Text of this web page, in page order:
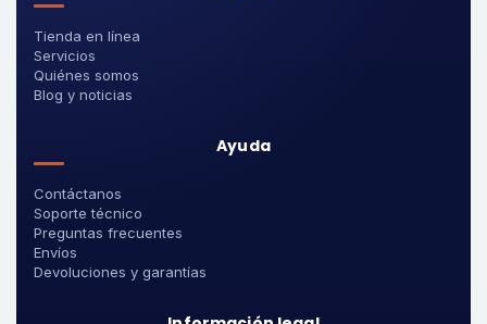
Tienda en línea
Servicios
Quiénes somos
Blog y noticias
Ayuda
Contáctanos
Soporte técnico
Preguntas frecuentes
Envíos
Devoluciones y garantías